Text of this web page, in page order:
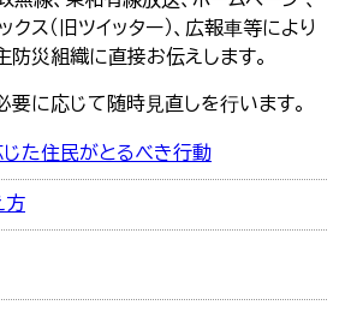
クス（旧ツイッター）、広報⾞等により
防災組織に直接お伝えします。
要に応じて随時⾒直しを⾏います。
た住民がとるべき行動
方